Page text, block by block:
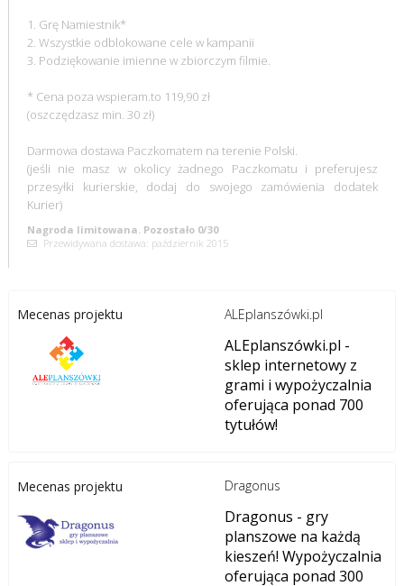
1. Grę Namiestnik*
2. Wszystkie odblokowane cele w kampanii
3. Podziękowanie imienne w zbiorczym filmie.
* Cena poza wspieram.to 119,90 zł
(oszczędzasz min. 30 zł)
Darmowa dostawa Paczkomatem na terenie Polski.
(jeśli nie masz w okolicy żadnego Paczkomatu i preferujesz
przesyłki kurierskie, dodaj do swojego zamówienia dodatek
Kurier)
Nagroda limitowana. Pozostało 0/30
Przewidywana dostawa: październik 2015
Mecenas projektu ALEplanszówki.pl
ALEplanszówki.pl -
sklep internetowy z
grami i wypożyczalnia
oferująca ponad 700
tytułów!
Mecenas projektu Dragonus
Dragonus - gry
planszowe na każdą
kieszeń! Wypożyczalnia
oferująca ponad 300